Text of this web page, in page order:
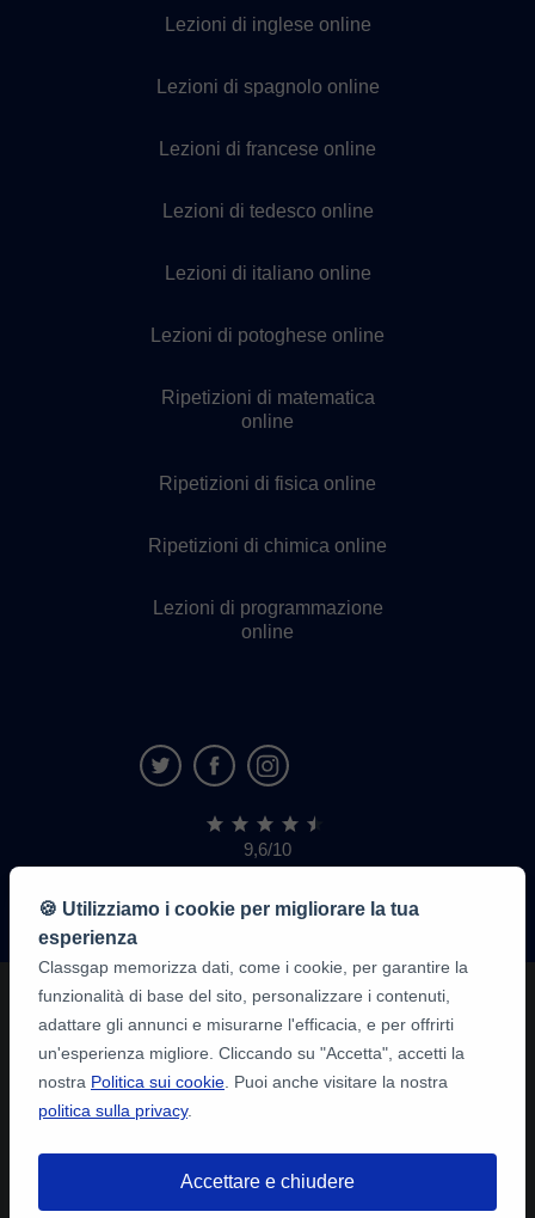
Lezioni di inglese online
Lezioni di spagnolo online
Lezioni di francese online
Lezioni di tedesco online
Lezioni di italiano online
Lezioni di potoghese online
Ripetizioni di matematica
online
Ripetizioni di fisica online
Ripetizioni di chimica online
Lezioni di programmazione
online
9,6/10
1.339.284
recensioni
di
alunni
🍪 Utilizziamo i cookie per migliorare la tua
esperienza
Classgap memorizza dati, come i cookie, per garantire la
funzionalità di base del sito, personalizzare i contenuti,
adattare gli annunci e misurarne l'efficacia, e per offrirti
un'esperienza migliore. Cliccando su "Accetta", accetti la
nostra Politica sui cookie . Puoi anche visitare la nostra
politica sulla privacy.
Accettare e chiudere